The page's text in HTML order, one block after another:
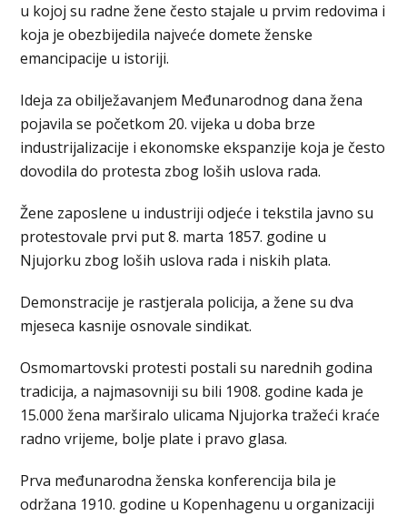
u kojoj su radne žene često stajale u prvim redovima i
koja je obezbijedila najveće domete ženske
emancipacije u istoriji.
Ideja za obilježavanjem Međunarodnog dana žena
pojavila se početkom 20. vijeka u doba brze
industrijalizacije i ekonomske ekspanzije koja je često
dovodila do protesta zbog loših uslova rada.
Žene zaposlene u industriji odjeće i tekstila javno su
protestovale prvi put 8. marta 1857. godine u
Njujorku zbog loših uslova rada i niskih plata.
Demonstracije je rastjerala policija, a žene su dva
mjeseca kasnije osnovale sindikat.
Osmomartovski protesti postali su narednih godina
tradicija, a najmasovniji su bili 1908. godine kada je
15.000 žena marširalo ulicama Njujorka tražeći kraće
radno vrijeme, bolje plate i pravo glasa.
Prva međunarodna ženska konferencija bila je
održana 1910. godine u Kopenhagenu u organizaciji